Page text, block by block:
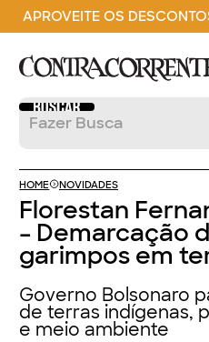
APROVEITE OS
HOME NOVIDADES
Florestan
– Demarcação
garimpos em
Governo Bolsonaro
de terras indígenas,
e meio ambiente